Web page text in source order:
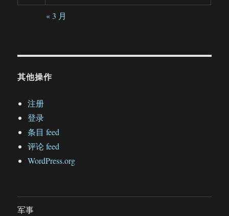
« 3 月
其他操作
注册
登录
条目 feed
评论 feed
WordPress.org
军事